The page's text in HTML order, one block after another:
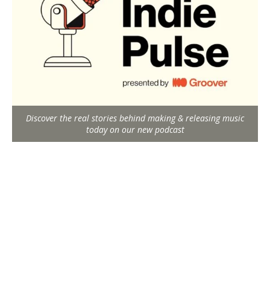
Discover the real stories behind making & releasing music
today on our new podcast